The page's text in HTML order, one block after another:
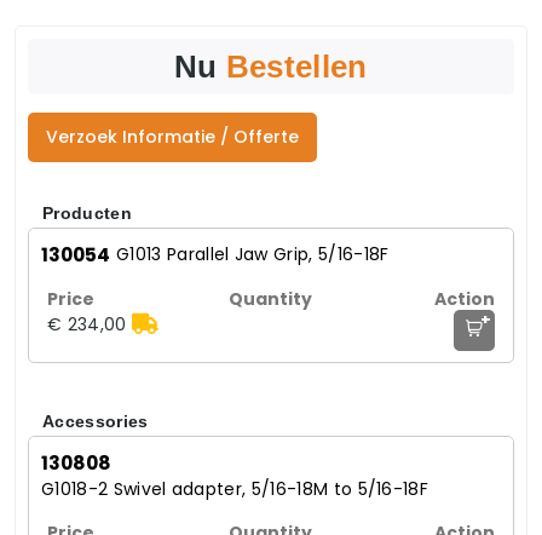
Nu Bestellen
Verzoek Informatie / Offerte
Producten
130054 G1013 Parallel Jaw Grip, 5/16-18F
€ 234,00 +
Accessories
130808
G1018-2 Swivel adapter, 5/16-18M to 5/16-18F